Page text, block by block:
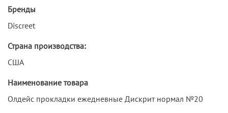
Бренды
Discreet
Страна производства:
США
Наименование товара
Олдейс прокладки ежедневные Дискрит нормал №20